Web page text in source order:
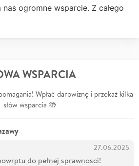
ogromne wsparcie. Z całego
WSPARCIA
Wpłać darowiznę i przekaż kilka
słów wsparcia 🤲
27.06.2025
do pełnej sprawnosci!